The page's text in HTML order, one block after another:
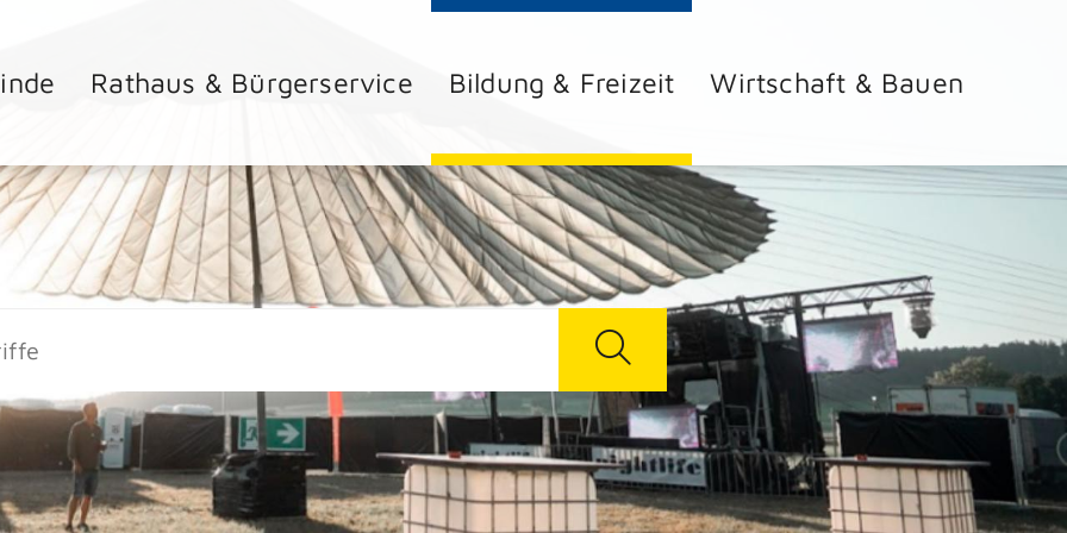
Rathaus & Bürgerservice Bildung & Freizeit Wirtschaft & Bauen